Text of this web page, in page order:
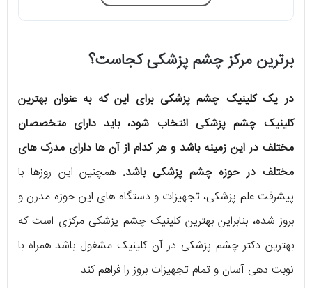
برترین مرکز چشم پزشکی کجاست؟
در یک کلینیک چشم پزشکی برای این که به عنوان بهترین
کلینیک چشم پزشکی انتخاب شود، باید دارای متخصصان
مختلف در این زمینه باشد و هر کدام از آن ها دارای مدرک های
مختلف در حوزه چشم پزشکی باشد. همچنین این روزها با
پیشرفت علم پزشکی، تجهیزات و دستگاه های این حوزه مدرن و
بروز شده، بنابراین بهترین کلینیک چشم پزشکی مرکزی است که
بهترین دکتر چشم پزشکی در آن کلینیک مشغول باشد همراه با
نوبت دهی آسان و تمام تجهیزات بروز را فراهم کند.